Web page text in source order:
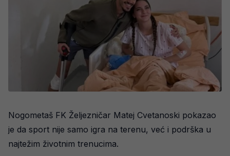
Nogometaš FK Željezničar Matej Cvetanoski pokazao
je da sport nije samo igra na terenu, već i podrška u
najtežim životnim trenucima.